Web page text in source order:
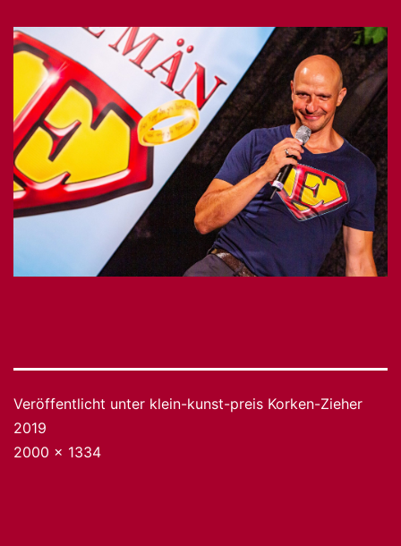
Veröffentlicht unter klein-kunst-preis Korken-Zieher
2019
Originalgröße
2000 × 1334